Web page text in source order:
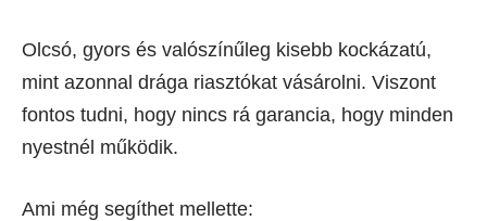
Olcsó, gyors és valószínűleg kisebb kockázatú,
mint azonnal drága riasztókat vásárolni. Viszont
fontos tudni, hogy nincs rá garancia, hogy minden
nyestnél működik.
Ami még segíthet mellette: